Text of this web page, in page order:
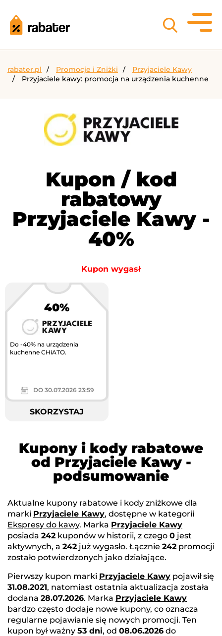
rabater.pl Promocje i Zniżki
Przyjaciele Kawy
Przyjaciele kawy: promocja na urządzenia kuchenne
Kupon / kod
rabatowy
Przyjaciele Kawy -
40%
Kupon wygasł
40%
Do -40% na urządzenia
kuchenne CHiATO.
DO 30.07.2026 23:59
SKORZYSTAJ
Kupony i kody rabatowe
od Przyjaciele Kawy -
podsumowanie
Aktualne kupony rabatowe i kody zniżkowe dla
marki Przyjaciele Kawy, dostępne w kategorii
Ekspresy do kawy. Marka Przyjaciele Kawy
posiada 242 kuponów w historii, z czego 0 jest
aktywnych, a 242 już wygasło. Łącznie 242 promocji
zostało potwierdzonych jako działające.
Pierwszy kupon marki Przyjaciele Kawy pojawił się
31.08.2021, natomiast ostatnia aktualizacja została
dodana 28.07.2026. Marka Przyjaciele Kawy
bardzo często dodaje nowe kupony, co oznacza
regularne pojawianie się nowych promocji. Ten
kupon był ważny 53 dni, od 08.06.2026 do